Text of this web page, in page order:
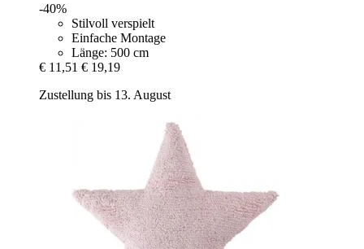
-40%
Stilvoll verspielt
Einfache Montage
Länge: 500 cm
€ 11,51 € 19,19
Zustellung bis 13. August